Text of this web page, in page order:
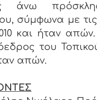
άνω
σύμφωνα με
και ήταν
του
απών.